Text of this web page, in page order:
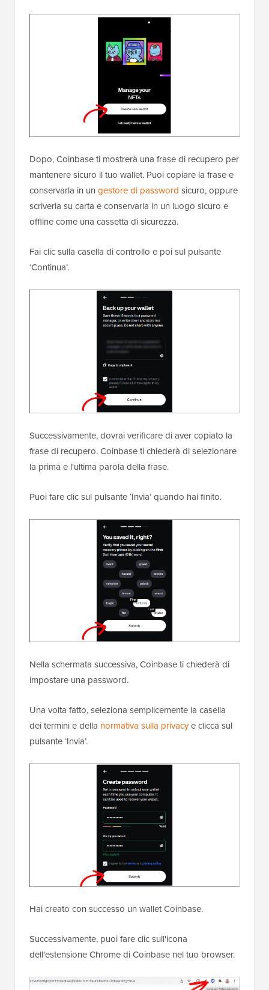
Dopo, Coinbase ti mostrerà una frase di recupero per
mantenere sicuro il tuo wallet. Puoi copiare la frase e
conservarla in un gestore di password sicuro, oppure
scriverla su carta e conservarla in un luogo sicuro e
offline come una cassetta di sicurezza.
Fai clic sulla casella di controllo e poi sul pulsante
‘Continua’.
Successivamente, dovrai verificare di aver copiato la
frase di recupero. Coinbase ti chiederà di selezionare
la prima e l'ultima parola della frase.
Puoi fare clic sul pulsante ‘Invia’ quando hai finito.
Nella schermata successiva, Coinbase ti chiederà di
impostare una password.
Una volta fatto, seleziona semplicemente la casella
dei termini e della normativa sulla privacye clicca sul
pulsante ‘Invia’.
Hai creato con successo un wallet Coinbase.
Successivamente, puoi fare clic sull'icona
dell'estensione Chrome di Coinbase nel tuo browser.